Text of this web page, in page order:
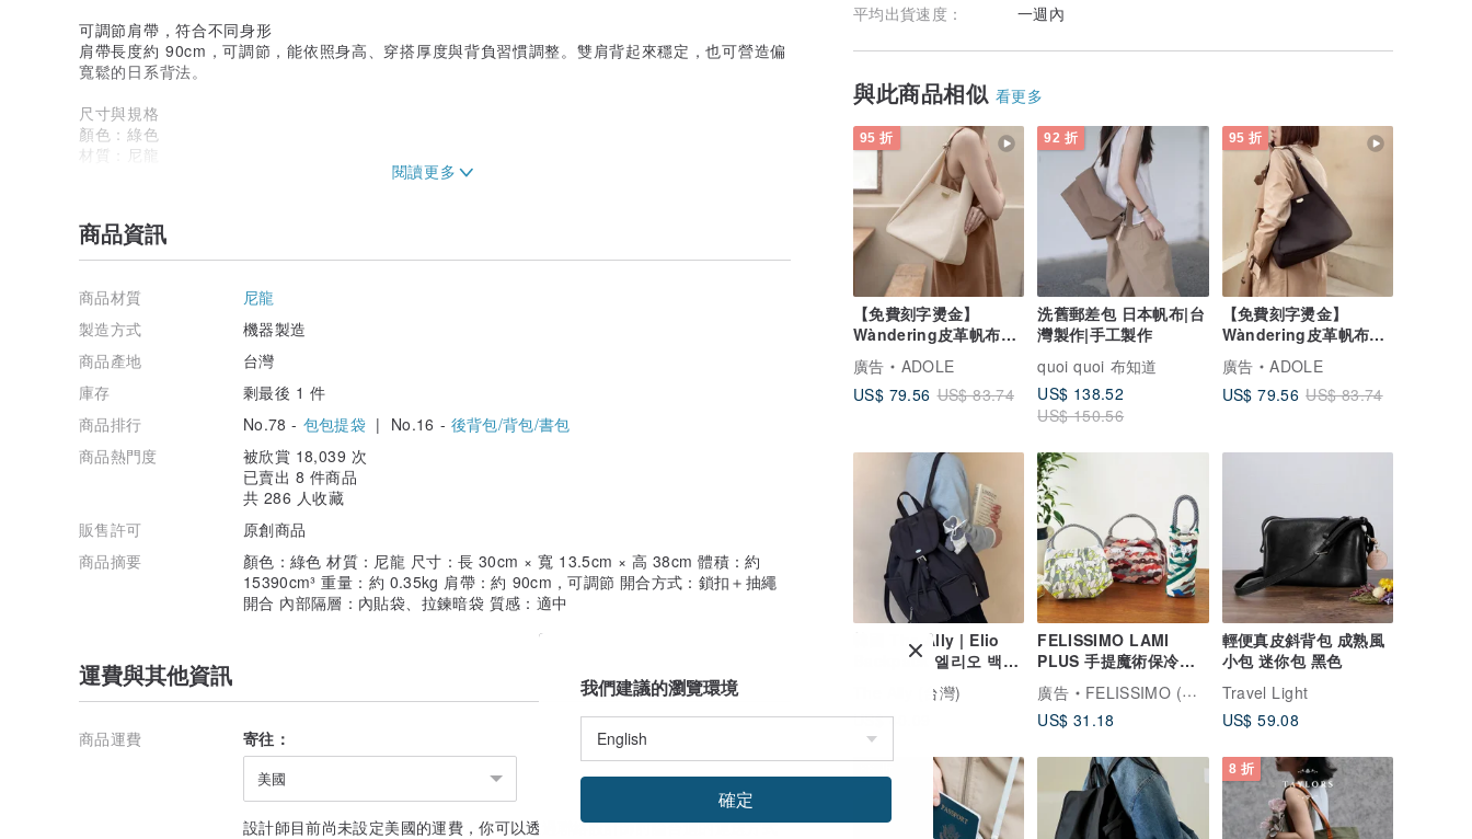
平均出貨速度：
一週內
與此商品相似 看更多
95 折
【免費刻字燙金】
Wàndering皮革帆布肩
背包/米白
廣告
ADOLE
US$ 79.56 US$ 83.74
92 折
洗舊郵差包 日本帆布|台
灣製作|手工製作
quoi quoi 布知道
US$ 138.52
US$ 150.56
95 折
【免費刻字燙金】
Wàndering皮革帆布肩
背包/黑
廣告
ADOLE
US$ 79.56 US$ 83.74
韓國 The Ally | Elio
Backpack 엘리오 백팩
| 韓系實用後背包
The Ally (台灣)
US$ 40.09
FELISSIMO LAMI
PLUS 手提魔術保冷包
巾布 - 旭山動物園聯名
款
廣告
FELISSIMO (授權販售) Pinkoi 品牌形象館
US$ 31.18
輕便真皮斜背包 成熟風
小包 迷你包 黑色
Travel Light
US$ 59.08
8 折
可調節肩帶，符合不同身形
肩帶長度約 90cm，可調節，能依照身高、穿搭厚度與背負習慣調整。雙肩背起來穩定，也可營造偏
寬鬆的日系背法。
尺寸與規格
顏色：綠色
材質：尼龍
肩帶：約 90cm，可調節
開合方式：鎖扣＋抽繩開合
質感：適中
測量提醒：手工測量可能存在約 2–3cm 誤差，實際以商品為準適合放入
日常外出用品、手機、錢包、鑰匙、化妝包、摺疊傘、水瓶、薄外套、筆記本、平板、小型隨身物件
等。適合需要「好看、輕便、能裝，又不想太正式」的日常包款。
它很適合搭配白色、米色、灰色、黑色等乾淨色系服裝。
背在身上時，黑色包身會自然成為穿搭重點，但不會搶走整體氣質。
通勤時，它是輕量實用的收納包。
旅行時，它是能裝下隨身物品的簡約背包。
休閒穿搭時，它又像是一件安靜但有存在感的配件。
喜歡綠色包款、日系穿搭、極簡風格、復古戶外感的人。
也適合正在尋找一款不過度甜美、不過度正式，能從日常一路背到旅行的輕便後背包。
綠色尼龍的輕盈輪廓，裝下日常，也裝下週末的小旅行。
商品資訊
商品材質
尼龍
製造方式
機器製造
商品產地
台灣
庫存
剩最後 1 件
商品排行
No.78 - 包包提袋| No.16 - 後背包/背包/書包
商品熱門度
被欣賞 18,039 次
已賣出 8 件商品
共 286 人收藏
販售許可
原創商品
商品摘要
顏色：綠色 材質：尼龍 尺寸：長 30cm × 寬 13.5cm × 高 38cm 體積：約
15390cm³ 重量：約 0.35kg 肩帶：約 90cm，可調節 開合方式：鎖扣＋抽繩
開合 內部隔層：內貼袋、拉鍊暗袋 質感：適中
運費與其他資訊
商品運費 寄往：
美國
設計師目前尚未設定美國的運費，你可以透過 聯絡設計師討論合適的運送方式
我們建議的瀏覽環境
確定